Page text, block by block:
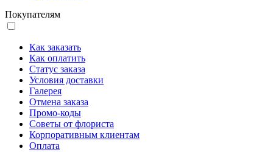
Покупателям
Как заказать
Как оплатить
Статус заказа
Условия доставки
Галерея
Отмена заказа
Промо-коды
Советы от флориста
Корпоративным клиентам
Оплата